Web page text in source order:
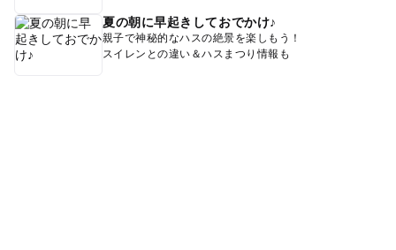
夏の朝に早起きしておでかけ♪
親子で神秘的なハスの絶景を楽しもう！
スイレンとの違い＆ハスまつり情報も